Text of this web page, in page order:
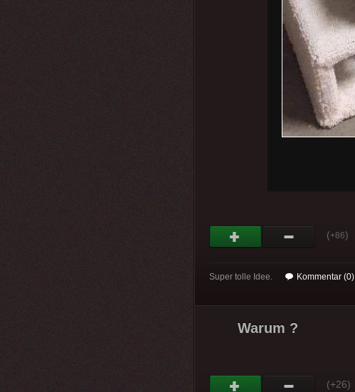
(+86)
Super tolle Idee. Kommentar (0)
Warum ?
(+26)